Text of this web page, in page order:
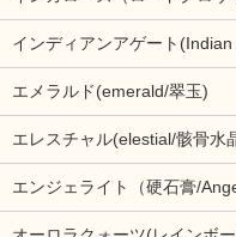
インディアンアゲート(Indian
エメラルド(emerald/翠玉)
エレスチャル(elestial/骸骨水
エンジェライト（硬石膏/